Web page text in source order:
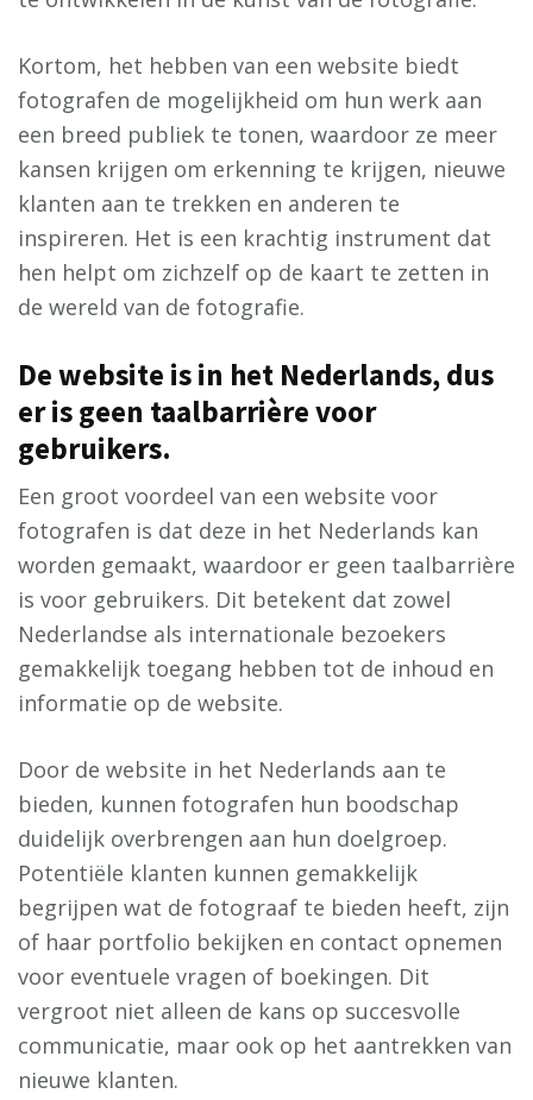
Kortom, het hebben van een website biedt
fotografen de mogelijkheid om hun werk aan
een breed publiek te tonen, waardoor ze meer
kansen krijgen om erkenning te krijgen, nieuwe
klanten aan te trekken en anderen te
inspireren. Het is een krachtig instrument dat
hen helpt om zichzelf op de kaart te zetten in
de wereld van de fotografie.
De website is in het Nederlands, dus
er is geen taalbarrière voor
gebruikers.
Een groot voordeel van een website voor
fotografen is dat deze in het Nederlands kan
worden gemaakt, waardoor er geen taalbarrière
is voor gebruikers. Dit betekent dat zowel
Nederlandse als internationale bezoekers
gemakkelijk toegang hebben tot de inhoud en
informatie op de website.
Door de website in het Nederlands aan te
bieden, kunnen fotografen hun boodschap
duidelijk overbrengen aan hun doelgroep.
Potentiële klanten kunnen gemakkelijk
begrijpen wat de fotograaf te bieden heeft, zijn
of haar portfolio bekijken en contact opnemen
voor eventuele vragen of boekingen. Dit
vergroot niet alleen de kans op succesvolle
communicatie, maar ook op het aantrekken van
nieuwe klanten.